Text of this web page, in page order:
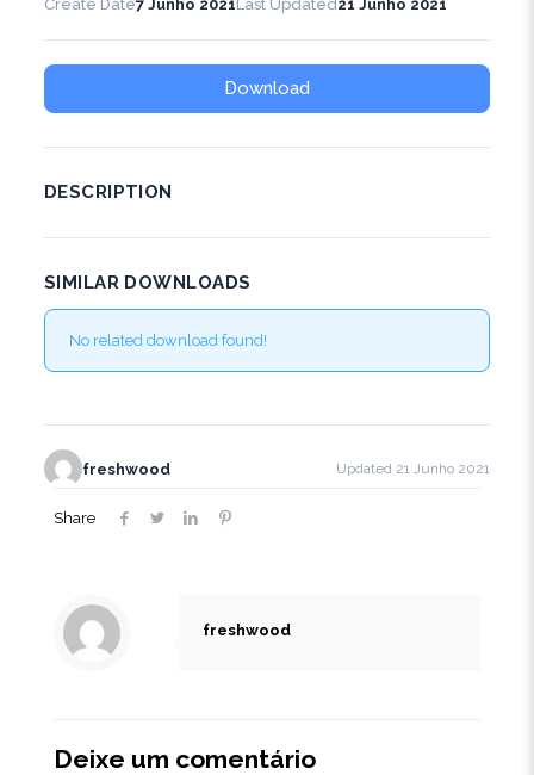
Create Date7 Junho 2021Last Updated21 Junho 2021
Download
DESCRIPTION
SIMILAR DOWNLOADS
No related download found!
freshwood Updated 21 Junho 2021
Share
freshwood
Deixe um comentário